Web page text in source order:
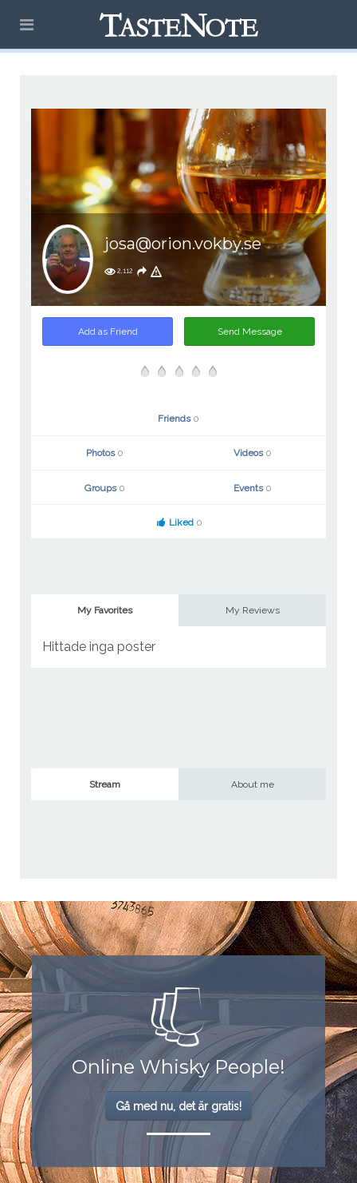
josa@orion.vokby.se
2,112
Add as Friend Send Message
Friends 0
Photos 0 Videos 0
Groups 0 Events 0
Liked 0
My Favorites My Reviews
Hittade inga poster
Stream About me
Online Whisky People!
Gå med nu, det är gratis!